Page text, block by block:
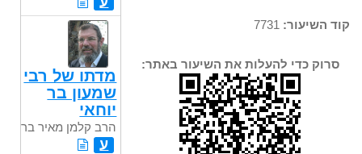
קוד השיעור:
סרוק כדי להעלות את השיעור באתר:
מדתו של רבי
שמעון בר
יוחאי
הרב קלמן מאיר בר
ע